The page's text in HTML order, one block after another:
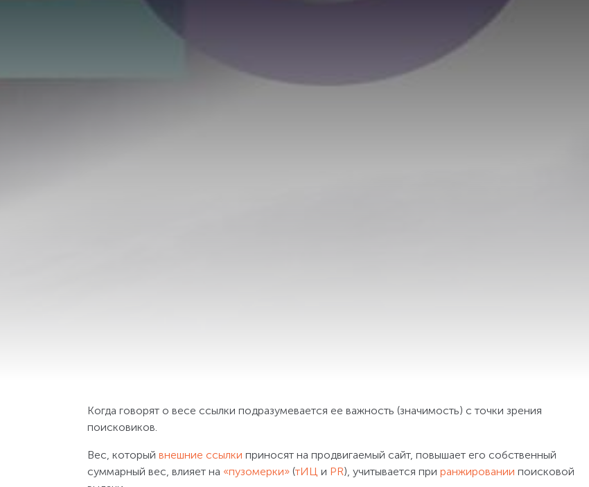
Когда говорят о весе ссылки подразумевается ее важность (значимость) с точки зрения
поисковиков.
Вес, который внешние ссылки приносят на продвигаемый сайт, повышает его собственный
суммарный вес, влияет на «пузомерки» (тИЦ и PR), учитывается при ранжировании поисковой